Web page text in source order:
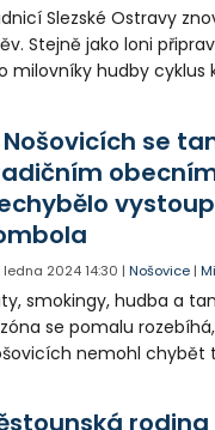
Slezské Ostravy
Stejně jako loni
milovníky hudby cyklus
něm také ostravští
Nošovicích se
ledna 2024 14:30 |Nošovice |
smokingy, hudba a
se pomalu
nemohl chybět
rodina